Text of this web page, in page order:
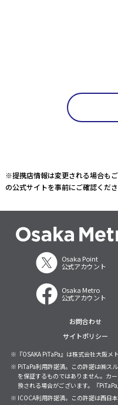
※提携店情報は変更される場合も
の公式サイトを事前にご確認くださ
Osaka Point
公式アカウント
Osaka Metro
公式アカウント
お問合わせ
サイトポリシー
※『OSAKA PiTaPa』は株式会社大阪メ
※ PiTaPa利用許諾済。この許諾は㈱ス
を保証するものではありません。カ
換される場合がございます。『
※ ICOCA利用許諾済。この許諾は西日